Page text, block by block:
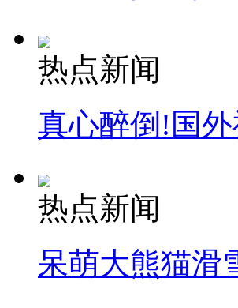
热点新闻
真心醉倒!国
热点新闻
呆萌大熊猫滑